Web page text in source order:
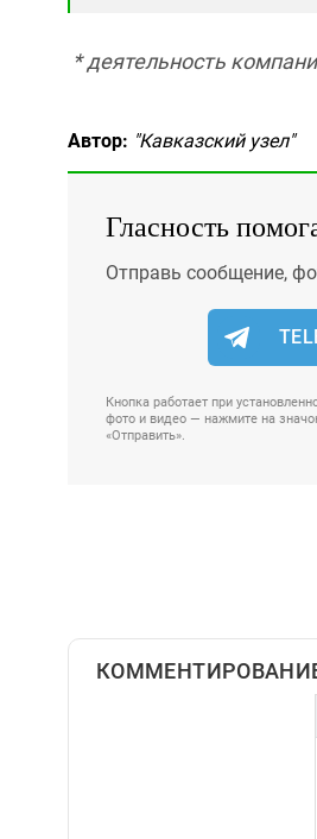
* деятельность
Автор: "Кавказский узел"
Гласность
Отправь сообщение,
Кнопка работает при
фото и видео — нажмите на
«Отправить».